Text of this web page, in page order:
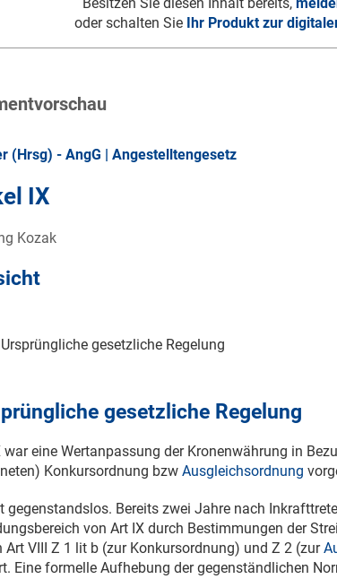
Besitzen Sie diesen Inhalt bereits,
oder schalten Sie
Ihr Produkt zur
(Hrsg) - AngG | Angestelltengesetz
IX
Kozak
Ursprüngliche gesetzliche Regelung
gesetzliche Regelung
war eine Wertanpassung der Kronenwährung in
Konkursordnung bzw Ausgleichsordnung
gegenstandslos. Bereits zwei Jahre nach
von Art IX durch Bestimmungen der
Art VIII Z 1 lit b (zur Konkursordnung) und Z 2 (zur
Eine formelle Aufhebung der gegenständlichen